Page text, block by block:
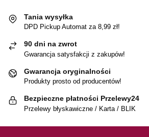
Tania wysyłka
DPD Pickup Automat za 8,99 zł!
90 dni na zwrot
Gwarancja satysfakcji z zakupów!
Gwarancja oryginalności
Produkty prosto od producentów!
Bezpieczne płatności Przelewy24
Przelewy błyskawiczne / Karta / BLIK